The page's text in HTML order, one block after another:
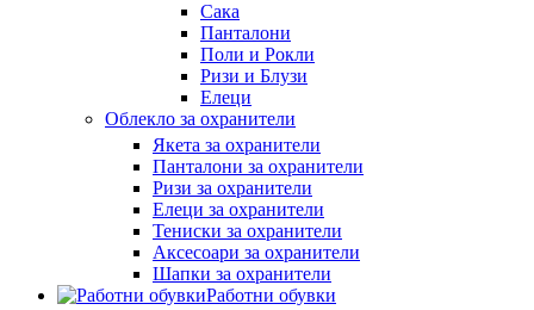
Сака
Панталони
Поли и Рокли
Ризи и Блузи
Елеци
Облекло за охранители
Якета за охранители
Панталони за охранители
Ризи за охранители
Елеци за охранители
Тениски за охранители
Аксесоари за охранители
Шапки за охранители
Работни обувки